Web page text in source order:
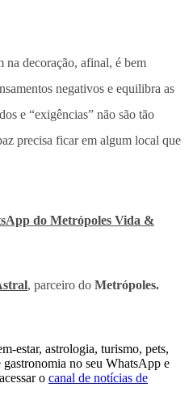
na decoração, afinal, é bem
negativos e equilibra as
e “exigências” não são tão
precisa ficar em algum local que
do Metrópoles Vida &
, parceiro do Metrópoles.
estar, astrologia, turismo, pets,
no seu WhatsApp e
o canal de notícias de